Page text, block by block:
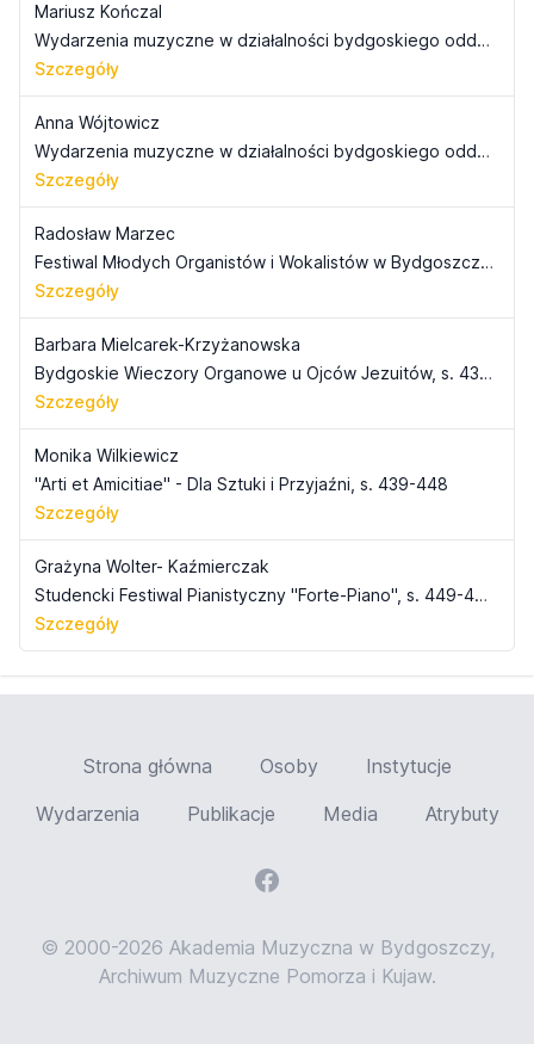
Mariusz Kończal
Wydarzenia muzyczne w działalności bydgoskiego oddziału Związku Chórów Kościelnych `Caecilianum` (współ. Anna Wójtowicz), s. 397-418
Szczegóły
Anna Wójtowicz
Wydarzenia muzyczne w działalności bydgoskiego oddziału Związku Chórów Kościelnych "Caecilianum" (współ. Mariusz Kończa), s. 397-418
Szczegóły
Radosław Marzec
Festiwal Młodych Organistów i Wokalistów w Bydgoszczy (1997-2005), s. 419-429
Szczegóły
Barbara Mielcarek-Krzyżanowska
Bydgoskie Wieczory Organowe u Ojców Jezuitów, s. 431-438
Szczegóły
Monika Wilkiewicz
"Arti et Amicitiae" - Dla Sztuki i Przyjaźni, s. 439-448
Szczegóły
Grażyna Wolter- Kaźmierczak
Studencki Festiwal Pianistyczny "Forte-Piano", s. 449-464
Szczegóły
Strona główna Osoby
Instytucje
Wydarzenia
Publikacje Media Atrybuty
© 2000-2026 Akademia Muzyczna w Bydgoszczy,
Archiwum Muzyczne Pomorza i Kujaw.